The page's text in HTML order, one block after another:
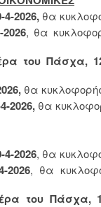
2026, θα
, θα
του Πάσχα,
θα
2026, θα
2026, θα
2026, θα
του Πάσχα,